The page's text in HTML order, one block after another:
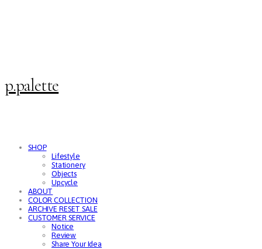
p.palette
SHOP
Lifestyle
Stationery
Objects
Upcycle
ABOUT
COLOR COLLECTION
ARCHIVE RESET SALE
CUSTOMER SERVICE
Notice
Review
Share Your Idea